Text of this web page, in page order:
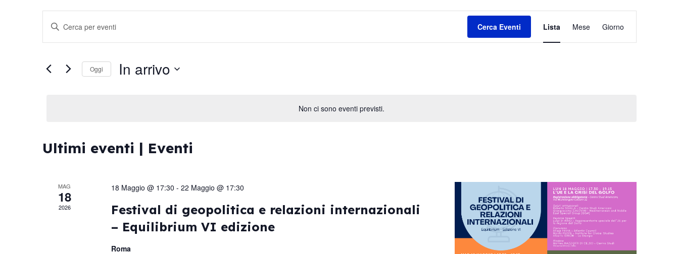
Non ci sono eventi previsti.
Eventi
Ricerca
viste
Inserisci
Parola
Chiave.
per
Cerca Eventi
Viste
Lista Mese Giorno
Oggi In arrivo
Ultimi eventi | Eventi
MAG
18
2026
18 Maggio @ 17:30 - 22 Maggio @ 17:30
Festival di geopolitica e relazioni internazionali
– Equilibrium VI edizione
Roma